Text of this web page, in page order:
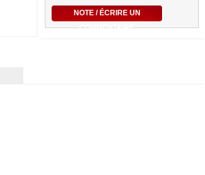
NOTE / ÉCRIRE UN
COMMENTAIRE